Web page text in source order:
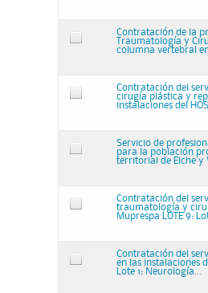
Contratación de la
Traumatología y
columna vertebral
Contratación del
cirugía plástica y
instalaciones del
Servicio de
para la población
territorial de Elche y
Contratación del
traumatología y
Muprespa LOTE 9:
Contratación del
en las instalaciones
Lote 1: Neurología...